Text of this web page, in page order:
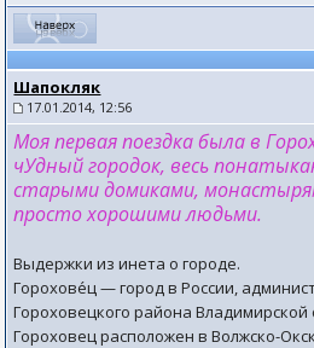
Шапокляк
17.01.2014, 12:56
Моя первая поездка была в
чУдный городок, весь
старыми домиками,
просто хорошими людьми.
Выдержки из инета о городе.
Горохове́ц — город в России,
Гороховецкого района Владимирской
Гороховец расположен в Волжско-